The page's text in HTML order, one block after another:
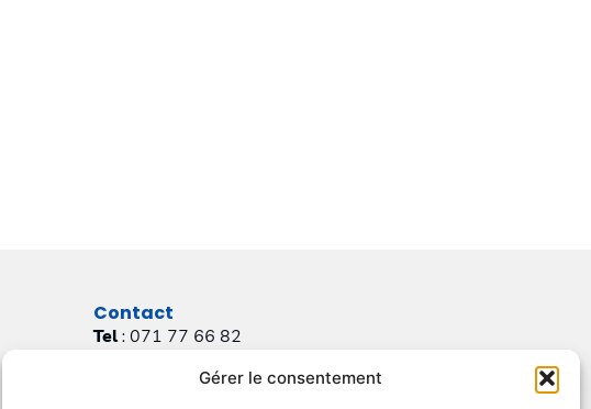
Gérer le consentement
Contact
Tel : 071 77 66 82
: info@chassis-cornil.be